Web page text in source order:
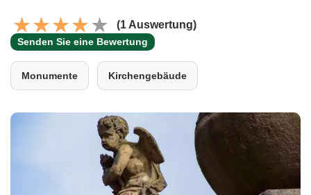
(1 Auswertung)
Senden Sie eine Bewertung
Monumente Kirchengebäude